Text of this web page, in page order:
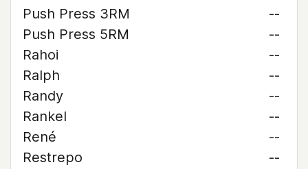
Push Press 3RM
--
Push Press 5RM
--
Rahoi
--
Ralph
--
Randy
--
Rankel
--
René
--
Restrepo
--